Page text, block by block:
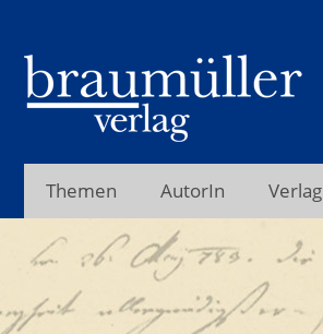
Themen AutorIn Verlag